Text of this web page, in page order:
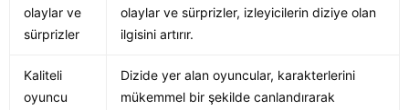
olaylar ve
sürprizler
olaylar ve sürprizler, izleyicilerin diziye olan
ilgisini artırır.
Kaliteli
oyuncu
Dizide yer alan oyuncular, karakterlerini
mükemmel bir şekilde canlandırarak